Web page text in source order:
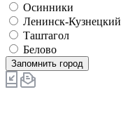
Осинники
Ленинск-Кузнецкий
Таштагол
Белово
Запомнить город